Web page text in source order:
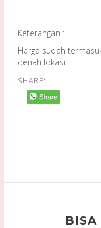
Keterangan :
Harga sudah
denah lokasi.
SHARE:
BISA